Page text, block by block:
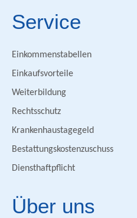
Service
Einkommenstabellen
Einkaufsvorteile
Weiterbildung
Rechtsschutz
Krankenhaustagegeld
Bestattungskostenzuschuss
Diensthaftpflicht
Über uns